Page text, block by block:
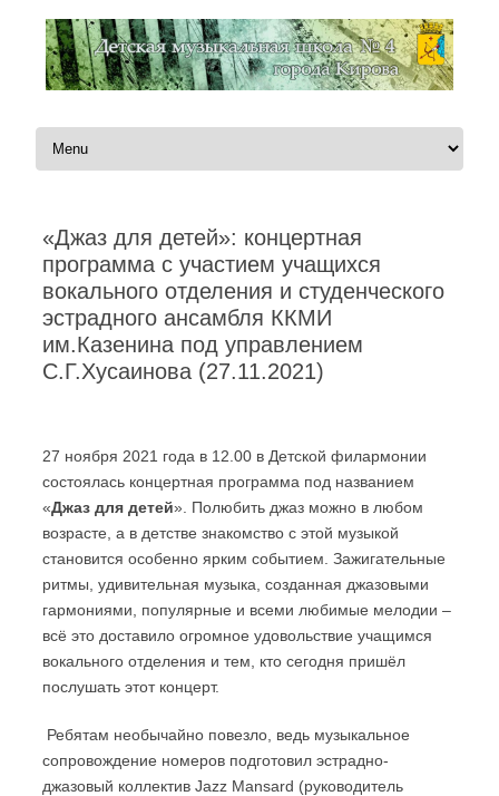
Перейти к содержимому
«Джаз для детей»: концертная
программа с участием учащихся
вокального отделения и студенческого
эстрадного ансамбля ККМИ
им.Казенина под управлением
С.Г.Хусаинова (27.11.2021)
27 ноября 2021 года в 12.00 в Детской филармонии
состоялась концертная программа под названием
«Джаз для детей». Полюбить джаз можно в любом
возрасте, а в детстве знакомство с этой музыкой
становится особенно ярким событием. Зажигательные
ритмы, удивительная музыка, созданная джазовыми
гармониями, популярные и всеми любимые мелодии –
всё это доставило огромное удовольствие учащимся
вокального отделения и тем, кто сегодня пришёл
послушать этот концерт.
Ребятам необычайно повезло, ведь музыкальное
сопровождение номеров подготовил эстрадно-
джазовый коллектив Jazz Mansard (руководитель